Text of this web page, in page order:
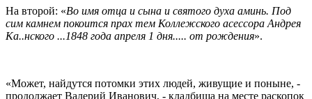
На второй: «Во имя отца и сына и святого духа аминь. Под
сим камнем покоится прах тем Коллежского асессора Андрея
Ка..нского ...1848 года апреля 1 дня..... от рождения».
«Может, найдутся потомки этих людей, живущие и поныне, -
продолжает Валерий Иванович, - кладбища на месте раскопок